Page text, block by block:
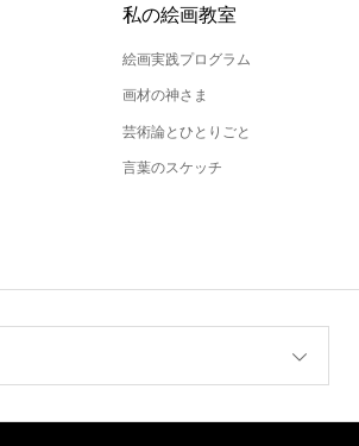
私の絵画教室
絵画実践プログラム
画材の神さま
芸術論とひとりごと
言葉のスケッチ